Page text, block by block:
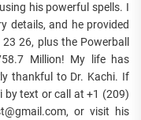
his powerful spells. I
details, and he provided
26, plus the Powerball
Million! My life has
thankful to Dr. Kachi. If
by text or call at +1 (209)
or visit his